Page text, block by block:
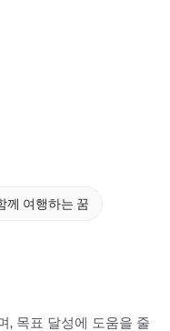
께 여행하는 꿈
, 목표 달성에 도움을 줄